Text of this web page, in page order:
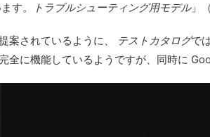
す。 トラブルシューティング用モデル」
案されているように、 テストカタログで
全に機能しているようですが、同時に